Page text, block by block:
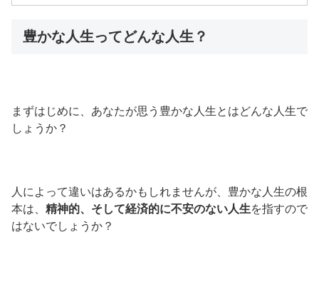
豊かな人生ってどんな人生？
まずはじめに、あなたが思う豊かな人生とはどんな人生で
しょうか？
人によって違いはあるかもしれませんが、豊かな人生の根
本は、 精神的、そして経済的に不安のない人生を指すので
はないでしょうか？